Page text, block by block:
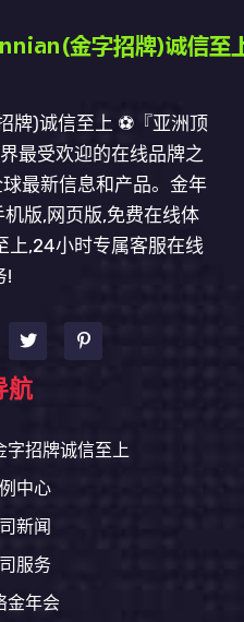
牌)诚信至上 ⚽️『亚洲顶
最受欢迎的在线品牌之
最新信息和产品。金年
版,网页版,免费在线体
上,24小时专属客服在线
!
航
字招牌诚信至上
中心
新闻
服务
金年会